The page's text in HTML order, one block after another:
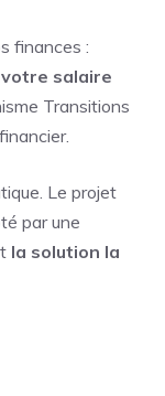
finances :
salaire
Transitions
Le projet
par une
la solution la